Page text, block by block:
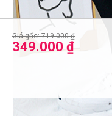
Giá gốc: 719.000 ₫
349.000 ₫